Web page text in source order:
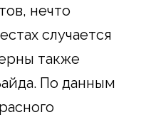
нечто
случается
также
По данным